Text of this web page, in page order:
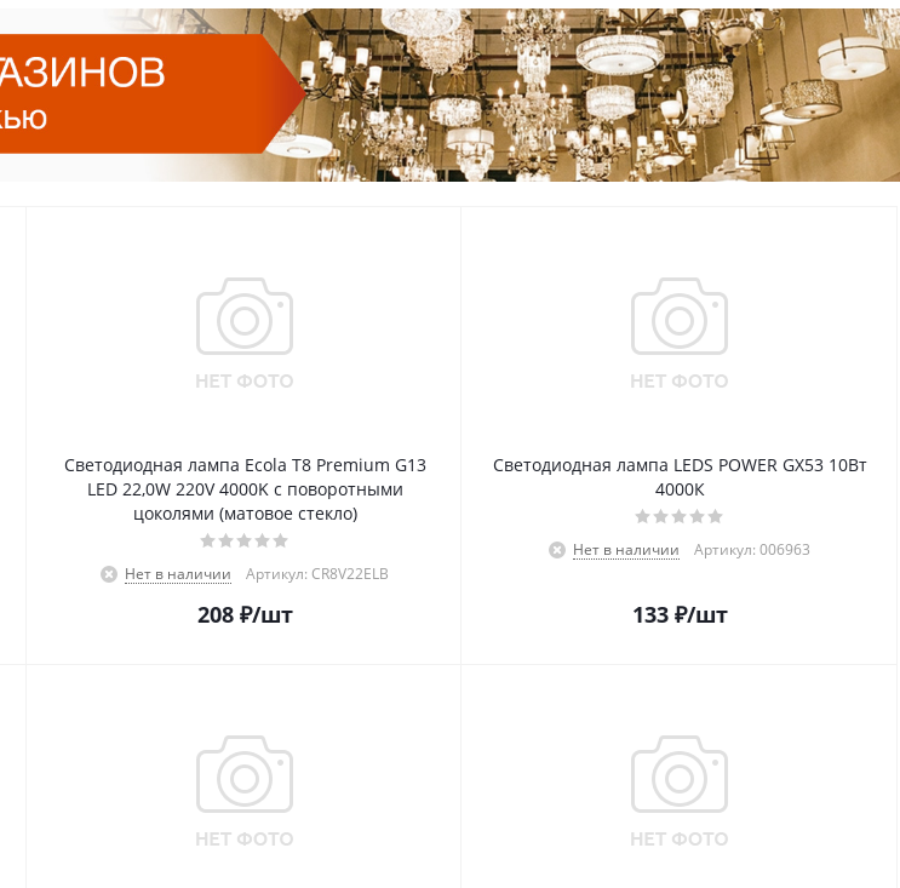
Светодиодная лампа Ecola T8 Premium G13
LED 22,0W 220V 4000K с поворотными
цоколями (матовое стекло)
Нет в наличии Артикул: CR8V22ELB
208₽/шт
Светодиодная лампа LEDS POWER GX53 10Вт
4000К
Нет в наличии Артикул: 006963
133₽/шт